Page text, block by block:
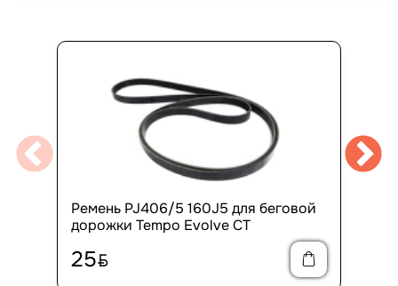
Ремень PJ406/5 160J5 для беговой
дорожки Tempo Evolve CT
25BYN